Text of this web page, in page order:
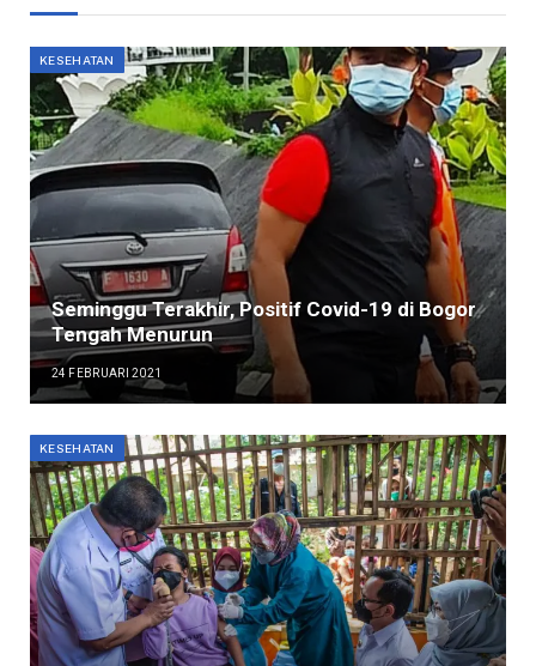
KESEHATAN
Seminggu Terakhir, Positif Covid-19 di Bogor
Tengah Menurun
24 FEBRUARI 2021
KESEHATAN